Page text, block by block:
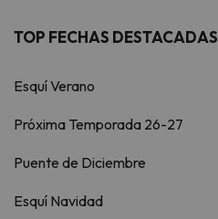
TOP FECHAS DESTACADAS
Esquí Verano
Próxima Temporada 26-27
Puente de Diciembre
Esquí Navidad